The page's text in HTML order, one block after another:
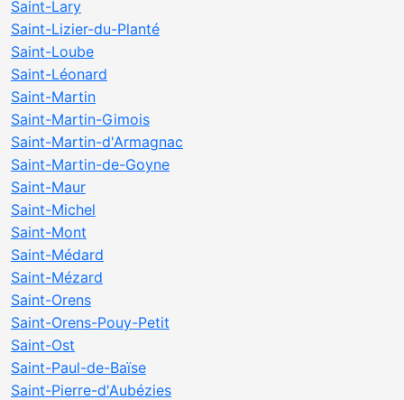
Saint-Lary
Saint-Lizier-du-Planté
Saint-Loube
Saint-Léonard
Saint-Martin
Saint-Martin-Gimois
Saint-Martin-d'Armagnac
Saint-Martin-de-Goyne
Saint-Maur
Saint-Michel
Saint-Mont
Saint-Médard
Saint-Mézard
Saint-Orens
Saint-Orens-Pouy-Petit
Saint-Ost
Saint-Paul-de-Baïse
Saint-Pierre-d'Aubézies